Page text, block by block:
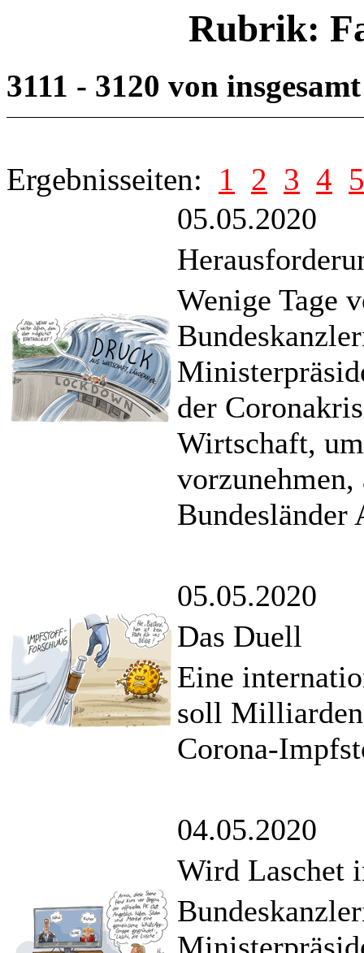
Rubrik:
3111 - 3120 von
Ergebnisseiten: 1 2 3 4 5
05.05.2020
Wenige Tage
der
Wirtschaft,
vorzunehmen,
Bundesländer
05.05.2020
Das Duell
Eine
soll
Corona-
04.05.2020
Wird Laschet